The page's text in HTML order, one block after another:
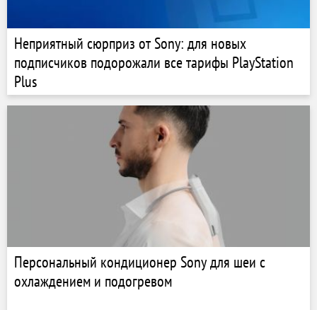
Неприятный сюрприз от Sony: для новых
подписчиков подорожали все тарифы PlayStation
Plus
Персональный кондиционер Sony для шеи с
охлаждением и подогревом